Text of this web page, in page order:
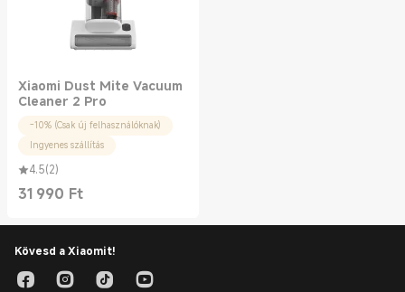
Xiaomi Dust Mite Vacuum
Cleaner 2 Pro
-10% (Csak új felhasználóknak)
Ingyenes szállítás
4.5(2)
31 990 Ft
Current Price Ft31990.00
Kövesd a Xiaomit!